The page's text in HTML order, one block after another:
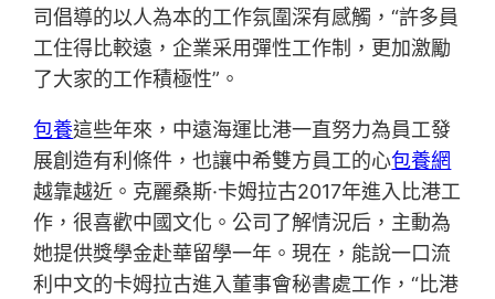
司倡導的以人為本的工作氛圍深有感觸，“許多員
工住得比較遠，企業采用彈性工作制，更加激勵
了大家的工作積極性”。
包養這些年來，中遠海運比港一直努力為員工發
展創造有利條件，也讓中希雙方員工的心包養網
越靠越近。克麗桑斯·卡姆拉古2017年進入比港工
作，很喜歡中國文化。公司了解情況后，主動為
她提供獎學金赴華留學一年。現在，能說一口流
利中文的卡姆拉古進入董事會秘書處工作，“比港